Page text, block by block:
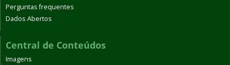
Perguntas frequentes
Dados Abertos
Central de Conteúdos
Imagens